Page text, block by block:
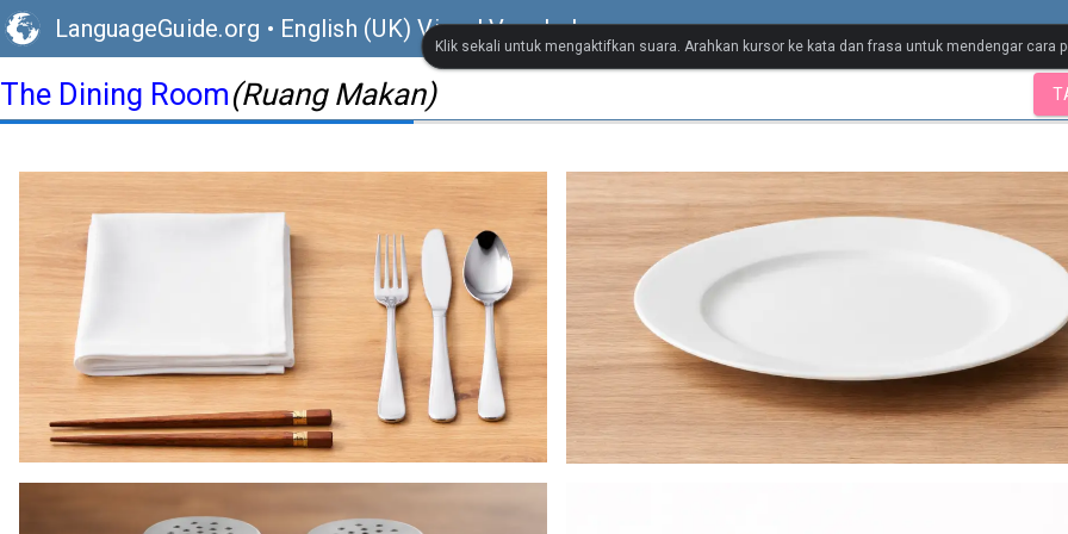
LanguageGuide.org • English (UK) Visual Vocabulary
The Dining Room(Ruang Makan)
Klik sekali untuk mengaktifkan suara. Arahkan kursor ke kata dan frasa untuk mendengar cara